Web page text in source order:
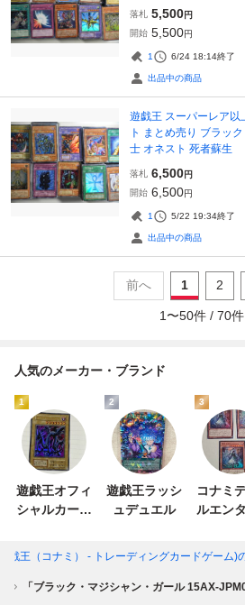
落札 5,500円
開始 5,500円
1 6/24 18:14終了
出品中の商品
遊戯王 スーパーレア以
ト まとめ売り ブラッ
士 オネスト 死者蘇生
落札 6,500円
開始 6,500円
1 5/22 19:34終了
出品中の商品
前へ 1 2
1 〜50件 / 70件
人気のメーカー・ブランド
1
遊戯王オフィ
シャルカード
ズ
2
遊戯王ラッシ
ュデュエル
3
コナミ
ルエン
戯王（コナミ） - トレーディングカードゲーム)
「ブラック・マジシャン・ガール 15AX-